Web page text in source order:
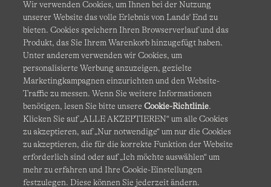
AGB Datenschutz & Sicherheit
Cookies Ich möchte auswählen Barrierefreiheit
Site Map Internationale Websites
Diese Website ist durch reCAPTCHA geschützt. Es gelten die
Datenschutzerklärung undNutzungsbedingungenvon
Google.
Wir verwenden Cookies, um Ihnen bei der Nutzung
unserer Website das volle Erlebnis von Lands' End zu
bieten. Cookies speichern Ihren Browserverlauf und das
Produkt, das Sie Ihrem Warenkorb hinzugefügt haben.
Unter anderem verwenden wir Cookies, um
personalisierte Werbung anzuzeigen, gezielte
Marketingkampagnen einzurichten und den Website-
Traffic zu messen. Wenn Sie weitere Informationen
benötigen, lesen Sie bitte unsereCookie-Richtlinie.
Klicken Sie auf „ALLE AKZEPTIEREN“ um alle Cookies
zu akzeptieren, auf „Nur notwendige“ um nur die Cookies
zu akzeptieren, die für die korrekte Funktion der Website
erforderlich sind oder auf „Ich möchte auswählen“ um
mehr zu erfahren und Ihre Cookie-Einstellungen
festzulegen. Diese können Sie jederzeit ändern.